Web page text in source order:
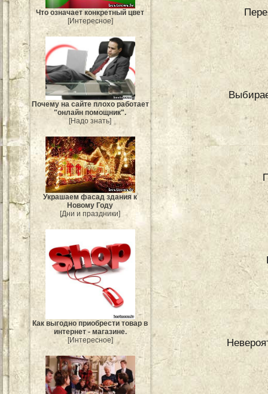
Что означает конкретный цвет
[Интересное]
Почему на сайте плохо работает
"онлайн помощник".
[Надо знать]
Украшаем фасад здания к
Новому Году
[Дни и праздники]
Как выгодно приобрести товар в
интернет - магазине.
[Интересное]